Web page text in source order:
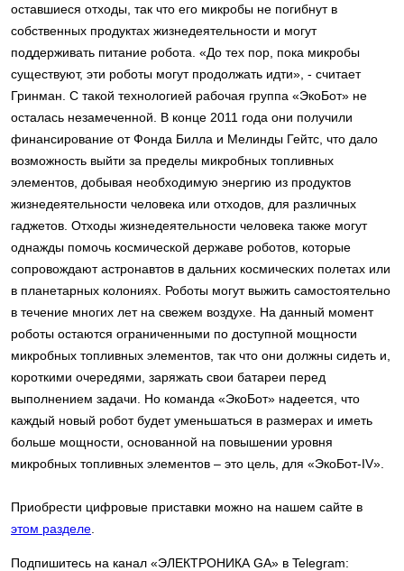
оставшиеся отходы, так что его микробы не погибнут в
собственных продуктах жизнедеятельности и могут
поддерживать питание робота. «До тех пор, пока микробы
существуют, эти роботы могут продолжать идти», - считает
Гринман. С такой технологией рабочая группа «ЭкоБот» не
осталась незамеченной. В конце 2011 года они получили
финансирование от Фонда Билла и Мелинды Гейтс, что дало
возможность выйти за пределы микробных топливных
элементов, добывая необходимую энергию из продуктов
жизнедеятельности человека или отходов, для различных
гаджетов. Отходы жизнедеятельности человека также могут
однажды помочь космической державе роботов, которые
сопровождают астронавтов в дальних космических полетах или
в планетарных колониях. Роботы могут выжить самостоятельно
в течение многих лет на свежем воздухе. На данный момент
роботы остаются ограниченными по доступной мощности
микробных топливных элементов, так что они должны сидеть и,
короткими очередями, заряжать свои батареи перед
выполнением задачи. Но команда «ЭкоБот» надеется, что
каждый новый робот будет уменьшаться в размерах и иметь
больше мощности, основанной на повышении уровня
микробных топливных элементов – это цель, для «ЭкоБот-IV».
Приобрести цифровые приставки можно на нашем сайте в
этом разделе
Подпишитесь на канал «ЭЛЕКТРОНИКА GA» в Telegram: